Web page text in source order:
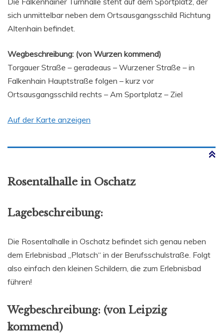
sich unmittelbar neben dem Ortsausgangsschild Richtung
Altenhain befindet.
Wegbeschreibung: (von Wurzen kommend)
Torgauer Straße – geradeaus – Wurzener Straße – in
Falkenhain Hauptstraße folgen – kurz vor
Ortsausgangsschild rechts – Am Sportplatz – Ziel
Auf der Karte anzeigen
Rosentalhalle in Oschatz
Lagebeschreibung:
Die Rosentalhalle in Oschatz befindet sich genau neben
dem Erlebnisbad „Platsch“ in der Berufsschulstraße. Folgt
also einfach den kleinen Schildern, die zum Erlebnisbad
führen!
Wegbeschreibung: (von Leipzig
kommend)